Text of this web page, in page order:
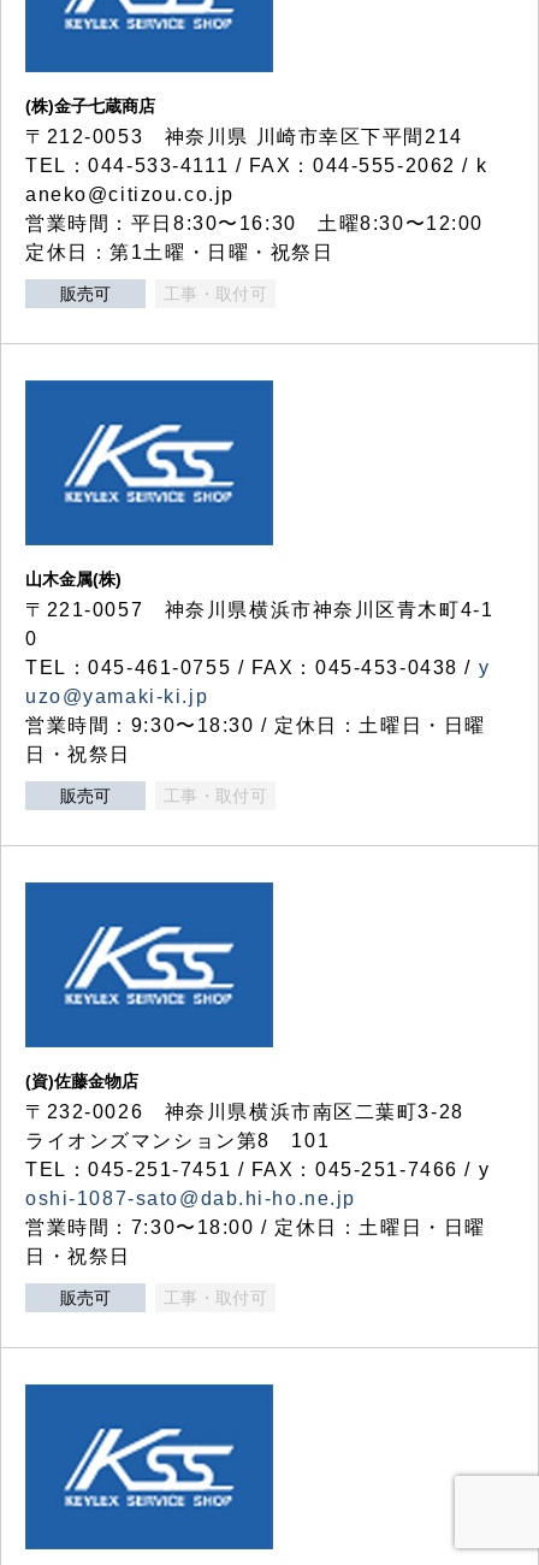
(株)金子七蔵商店
〒212-0053 神奈川県 川崎市幸区下平間214
TEL：044-533-4111 / FAX：044-555-2062 / k
aneko@citizou.co.jp
営業時間：平日8:30〜16:30 土曜8:30〜12:00
定休日：第1土曜・日曜・祝祭日
販売可 工事・取付可
山木金属(株)
〒221-0057 神奈川県横浜市神奈川区青木町4-1
0
TEL：045-461-0755 / FAX：045-453-0438 / y
uzo@yamaki-ki.jp
営業時間：9:30〜18:30 / 定休日：土曜日・日曜
日・祝祭日
販売可 工事・取付可
(資)佐藤金物店
〒232-0026 神奈川県横浜市南区二葉町3-28
ライオンズマンション第8 101
TEL：045-251-7451 / FAX：045-251-7466 / y
oshi-1087-sato@dab.hi-ho.ne.jp
営業時間：7:30〜18:00 / 定休日：土曜日・日曜
日・祝祭日
販売可 工事・取付可